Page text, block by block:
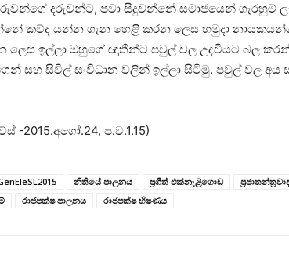
දරුවන්ට, පවා සිදුවන්නේ සමාජයෙන් ගැරහුම්
කව්ද යන්න ගැන හෙළි කරන ලෙස හමුදා
ඉල්ලා ඔහුගේ ඥාතීන්ට පවුල් වල උදවියට බල
සහ සිවිල් සංවිධාන වලින් ඉල්ලා සිටිමු. පවුල් වල අය
-2015.අගෝ.24, ප.ව.1.15)
නිතියේ පාලනය ප්‍රගීත් එක්නැළිගොඩ
රාජපක්ෂ පාලනය රාජපක්ෂ භිෂණය